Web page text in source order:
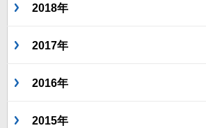
2018年
2017年
2016年
2015年